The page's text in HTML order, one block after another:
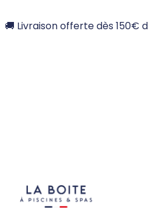
🚚 Livraison offerte dès 150€